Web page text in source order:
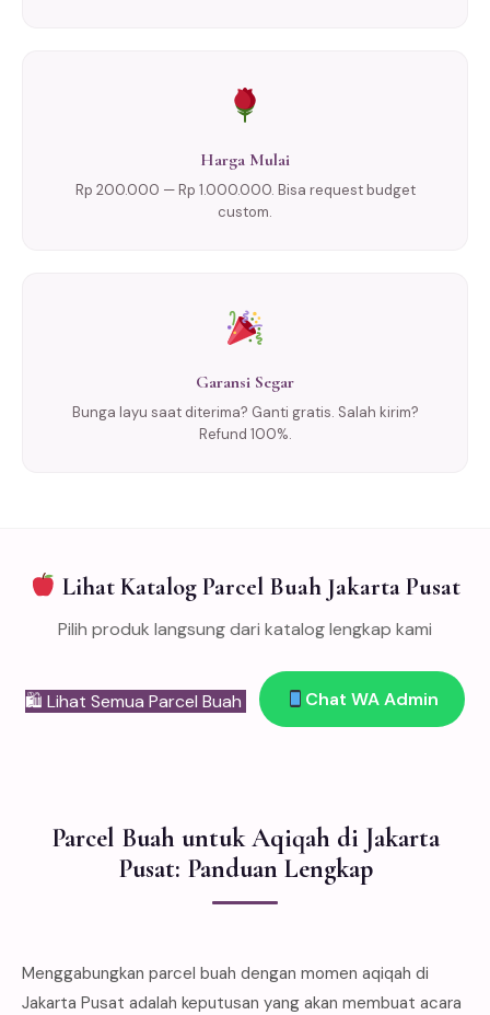
Harga Mulai
Rp 200.000 — Rp 1.000.000. Bisa request budget
custom.
Garansi Segar
Bunga layu saat diterima? Ganti gratis. Salah kirim?
Refund 100%.
Lihat Katalog Parcel Buah Jakarta Pusat
Pilih produk langsung dari katalog lengkap kami
🛍 Lihat Semua Parcel Buah Chat WA Admin
Parcel Buah untuk Aqiqah di Jakarta
Pusat: Panduan Lengkap
Menggabungkan parcel buah dengan momen aqiqah di
Jakarta Pusat adalah keputusan yang akan membuat acara